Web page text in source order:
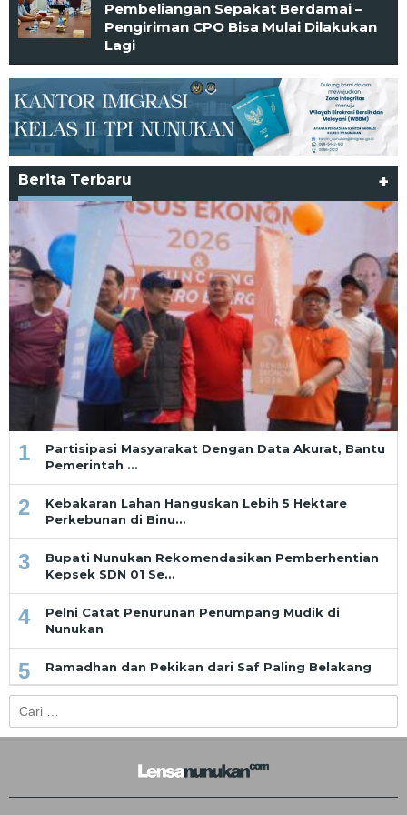
Pembeliangan Sepakat Berdamai –
Pengiriman CPO Bisa Mulai Dilakukan
Lagi
Berita Terbaru +
1
Partisipasi Masyarakat Dengan Data Akurat, Bantu
Pemerintah …
2
Kebakaran Lahan Hanguskan Lebih 5 Hektare
Perkebunan di Binu…
3
Bupati Nunukan Rekomendasikan Pemberhentian
Kepsek SDN 01 Se…
4
Pelni Catat Penurunan Penumpang Mudik di
Nunukan
5 Ramadhan dan Pekikan dari Saf Paling Belakang
untuk: